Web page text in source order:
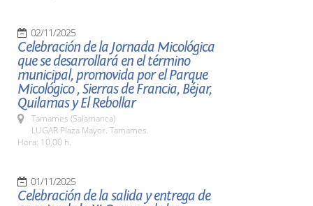
02/11/2025
Celebración de la Jornada Micológica
que se desarrollará en el término
municipal, promovida por el Parque
Micológico , Sierras de Francia, Béjar,
Quilamas y El Rebollar
Tamames (Salamanca)
LUGAR Plaza Mayor. Tamames.
Hora: 10,00 h.
01/11/2025
Celebración de la salida y entrega de